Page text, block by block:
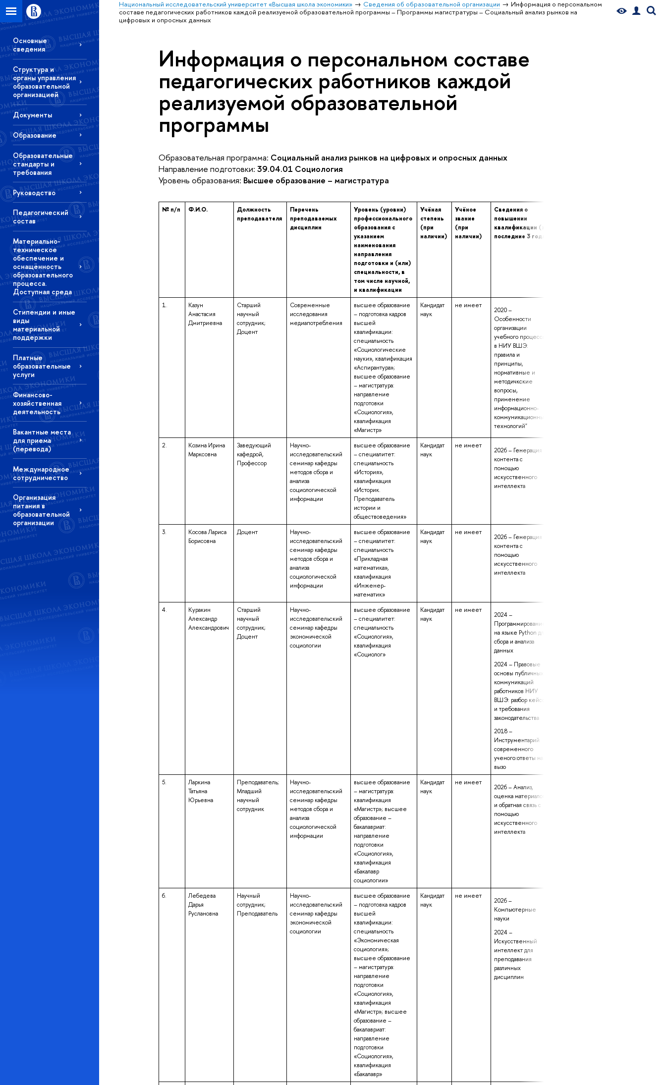
Национальный исследовательский университет «Высшая школа экономики» Сведения об образовательной организации
Информация о персональном
составе педагогических работников каждой реализуемой образовательной программы – Программы магистратуры – Социальный анализ рынков на
цифровых и опросных данных
Основные
сведения
Структура и
органы управления
образовательной
организацией
Документы
Образование
Образовательные
стандарты и
требования
Руководство
Педагогический
состав
Материально-
техническое
обеспечение и
оснащённость
образовательного
процесса.
Доступная среда
Стипендии и иные
виды
материальной
поддержки
Платные
образовательные
услуги
Финансово-
хозяйственная
деятельность
Вакантные места
для приема
(перевода)
Международное
сотрудничество
Организация
питания в
образовательной
организации
Информация о персональном составе
педагогических работников каждой
реализуемой образовательной
программы
Образовательная программа: Социальный анализ рынков на цифровых и опросных данных
Направление подготовки: 39.04.01 Социология
Уровень образования: Высшее образование – магистратура
№ п/п Ф.И.О.
Должность
преподавателя
Перечень
преподаваемых
дисциплин
Уровень (уровни)
профессионального
образования с
указанием
наименования
направления
подготовки и (или)
специальности, в
том числе научной,
и квалификации
Учёная
степень
(при
наличии)
Учёное
звание
(при
наличии)
Сведения о
повышении
квалификации (за
последние 3 года)
1.
Казун
Анастасия
Дмитриевна
Старший
научный
сотрудник;
Доцент
Современные
исследования
медиапотребления
высшее образование
– подготовка кадров
высшей
квалификации:
специальность
«Социологические
науки», квалификация
«Аспирантура»;
высшее образование
– магистратура:
направление
подготовки
«Социология»,
квалификация
«Магистр»
Кандидат
наук
не имеет
2020 –
Особенности
организации
учебного процесса
в НИУ ВШЭ:
правила и
принципы,
нормативные и
методичкские
вопросы,
применение
информационно-
коммуникационных
технологий"
2.
Козина Ирина
Марксовна
Заведующий
кафедрой,
Профессор
Научно-
исследовательский
семинар кафедры
методов сбора и
анализа
социологической
информации
высшее образование
– специалитет:
специальность
«История»,
квалификация
«Историк.
Преподаватель
истории и
обществоведения»
Кандидат
наук
не имеет
2026 – Генерация
контента с
помощью
искусственного
интеллекта
3.
Косова Лариса
Борисовна
Доцент
Научно-
исследовательский
семинар кафедры
методов сбора и
анализа
социологической
информации
высшее образование
– специалитет:
специальность
«Прикладная
математика»,
квалификация
«Инженер-
математик»
Кандидат
наук
не имеет
2026 – Генерация
контента с
помощью
искусственного
интеллекта
4.
Куракин
Александр
Александрович
Старший
научный
сотрудник;
Доцент
Научно-
исследовательский
семинар кафедры
экономической
социологии
высшее образование
– специалитет:
специальность
«Социология»,
квалификация
«Социолог»
Кандидат
наук
не имеет
2024 –
Программирование
на языке Python для
сбора и анализа
данных
2024 – Правовые
основы публичных
коммуникаций
работников НИУ
ВШЭ: разбор кейсов
и требования
законодательства
2018 –
Инструментарий
современного
ученого:ответы на
вызо
5.
Ларкина
Татьяна
Юрьевна
Преподаватель;
Младший
научный
сотрудник
Научно-
исследовательский
семинар кафедры
методов сбора и
анализа
социологической
информации
высшее образование
– магистратура:
квалификация
«Магистр»; высшее
образование –
бакалавриат:
направление
подготовки
«Социология»,
квалификация
«Бакалавр
социологии»
Кандидат
наук
не имеет
2026 – Анализ,
оценка материалов
и обратная связь с
помощью
искусственного
интеллекта
6.
Лебедева
Дарья
Руслановна
Научный
сотрудник;
Преподаватель
Научно-
исследовательский
семинар кафедры
экономической
социологии
высшее образование
– подготовка кадров
высшей
квалификации:
специальность
«Экономическая
социология»;
высшее образование
– магистратура:
направление
подготовки
«Социология»,
квалификация
«Магистр»; высшее
образование –
бакалавриат:
направление
подготовки
«Социология»,
квалификация
«Бакалавр»
Кандидат
наук
не имеет
2026 –
Компьютерные
науки
2024 –
Искусственный
интеллект для
преподавания
различных
дисциплин